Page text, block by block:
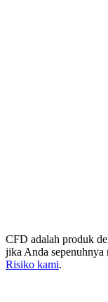
CFD adalah produk
jika Anda sepenuhnya
Risiko kami.